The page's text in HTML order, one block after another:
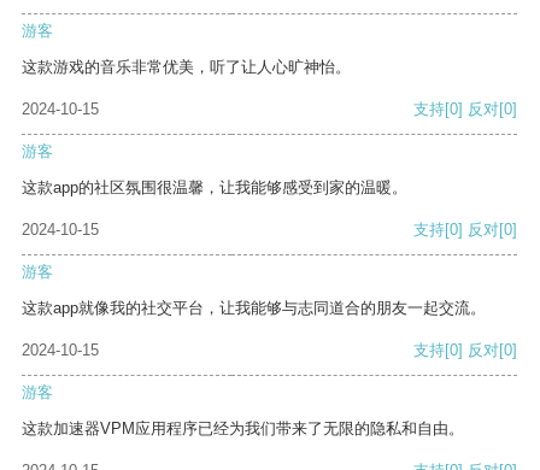
游客
这款游戏的音乐非常优美，听了让人心旷神怡。
2024-10-15 支持[0] 反对[0]
游客
这款app的社区氛围很温馨，让我能够感受到家的温暖。
2024-10-15 支持[0] 反对[0]
游客
这款app就像我的社交平台，让我能够与志同道合的朋友一起交流。
2024-10-15 支持[0] 反对[0]
游客
这款加速器VPM应用程序已经为我们带来了无限的隐私和自由。